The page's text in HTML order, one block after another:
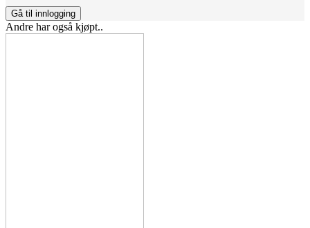
Gå til innlogging
Andre har også kjøpt..